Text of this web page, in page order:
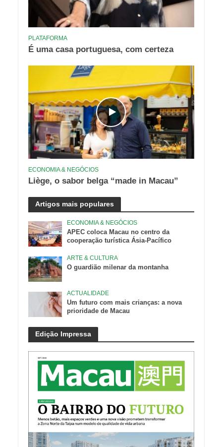
PLATAFORMA
É uma casa portuguesa, com certeza
ECONOMIA & NEGÓCIOS
Liège, o sabor belga “made in Macau”
Artigos mais populares
ECONOMIA & NEGÓCIOS
APEC coloca Macau no centro da
cooperação turística Ásia-Pacífico
ARTE & CULTURA
O guardião milenar da montanha
ACTUALIDADE
Um futuro com mais crianças: a nova
prioridade de Macau
Edição Impressa